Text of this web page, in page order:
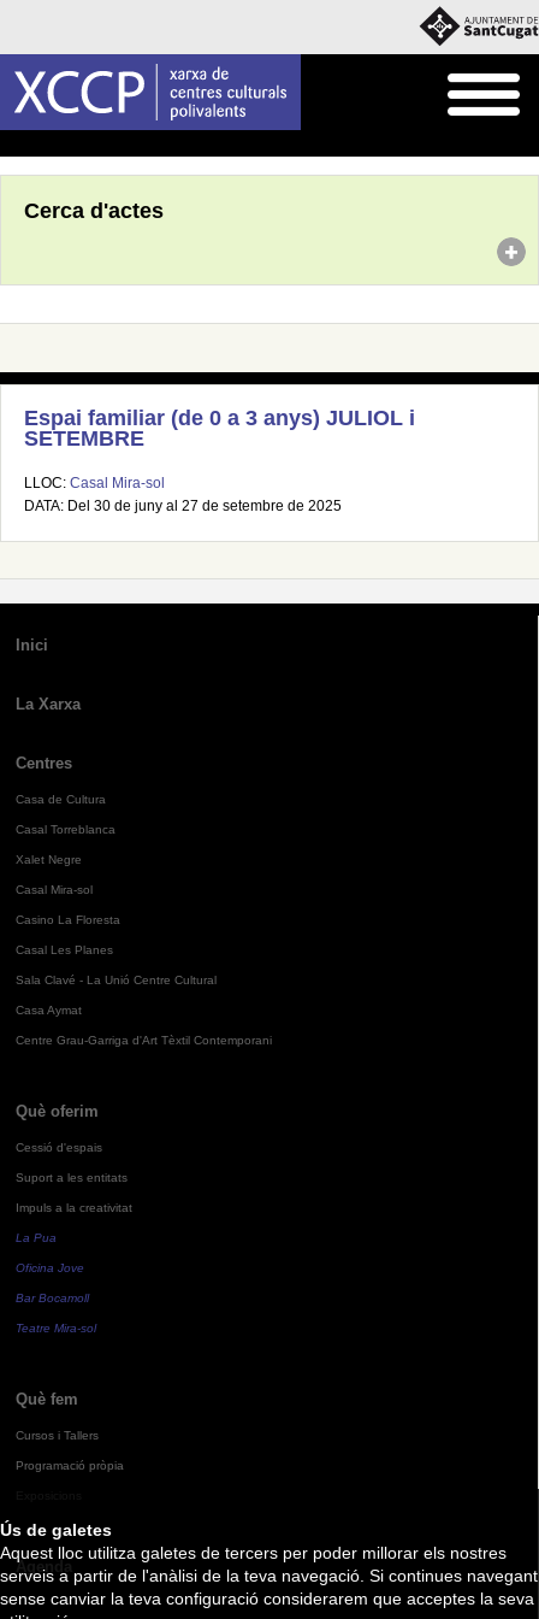
Ús de galetes
Aquest lloc utilitza galetes de tercers per poder millorar els nostres
serveis a partir de l'anàlisi de la teva navegació. Si continues navegant
sense canviar la teva configuració considerarem que acceptes la seva
Cerca d'actes
Espai familiar (de 0 a 3 anys) JULIOL i
SETEMBRE
LLOC: Casal Mira-sol
DATA: Del 30 de juny al 27 de setembre de 2025
Inici
La Xarxa
Centres
Casa de Cultura
Casal Torreblanca
Xalet Negre
Casal Mira-sol
Casino La Floresta
Casal Les Planes
Sala Clavé - La Unió Centre Cultural
Casa Aymat
Centre Grau-Garriga d'Art Tèxtil Contemporani
Què oferim
Cessió d'espais
Suport a les entitats
Impuls a la creativitat
La Pua
Oficina Jove
Bar Bocamoll
Teatre Mira-sol
Què fem
Cursos i Tallers
Programació pròpia
Agenda